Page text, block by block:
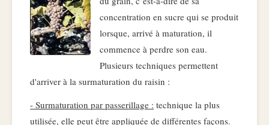
concentration en sucre qui se produit
lorsque, arrivé à maturation, il
commence à perdre son eau.
Plusieurs techniques permettent
d'arriver à la surmaturation du raisin :
- Surmaturation par passerillage : technique la plus
utilisée, elle peut être appliquée de différentes façons.